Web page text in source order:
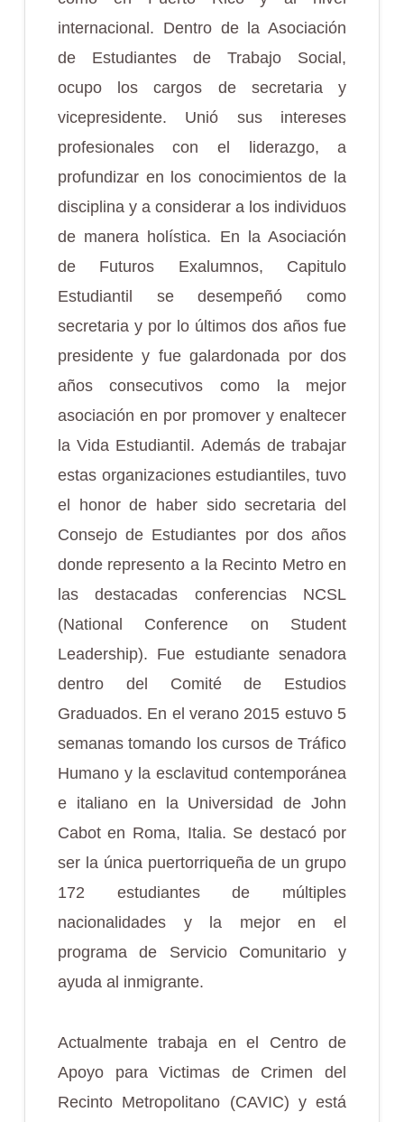
internacional. Dentro de la Asociación
de Estudiantes de Trabajo Social,
ocupo los cargos de secretaria y
vicepresidente. Unió sus intereses
profesionales con el liderazgo, a
profundizar en los conocimientos de la
disciplina y a considerar a los individuos
de manera holística. En la Asociación
de Futuros Exalumnos, Capitulo
Estudiantil se desempeñó como
secretaria y por lo últimos dos años fue
presidente y fue galardonada por dos
años consecutivos como la mejor
asociación en por promover y enaltecer
la Vida Estudiantil. Además de trabajar
estas organizaciones estudiantiles, tuvo
el honor de haber sido secretaria del
Consejo de Estudiantes por dos años
donde represento a la Recinto Metro en
las destacadas conferencias NCSL
(National Conference on Student
Leadership). Fue estudiante senadora
dentro del Comité de Estudios
Graduados. En el verano 2015 estuvo 5
semanas tomando los cursos de Tráfico
Humano y la esclavitud contemporánea
e italiano en la Universidad de John
Cabot en Roma, Italia. Se destacó por
ser la única puertorriqueña de un grupo
172 estudiantes de múltiples
nacionalidades y la mejor en el
programa de Servicio Comunitario y
ayuda al inmigrante.
Actualmente trabaja en el Centro de
Apoyo para Victimas de Crimen del
Recinto Metropolitano (CAVIC) y está